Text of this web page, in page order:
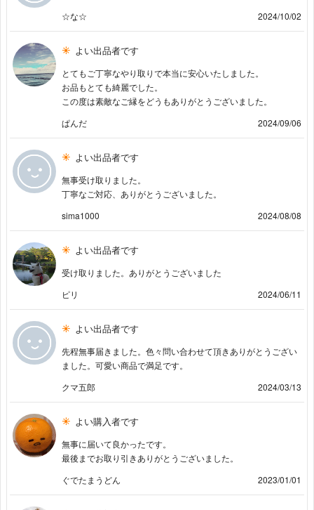
☆な☆ 2024/10/02
よい出品者です
とてもご丁寧なやり取りで本当に安心いたしました。
お品もとても綺麗でした。
この度は素敵なご縁をどうもありがとうございました。
ぱんだ
2024/09/06
よい出品者です
無事受け取りました。
丁寧なご対応、ありがとうございました。
sima1000
2024/08/08
よい出品者です
受け取りました。ありがとうございました
ピリ
2024/06/11
よい出品者です
先程無事届きました。色々問い合わせて頂きありがとうござい
ました。可愛い商品で満足です。
クマ五郎
2024/03/13
よい購入者です
無事に届いて良かったです。
最後までお取り引きありがとうございました。
ぐでたまうどん
2023/01/01